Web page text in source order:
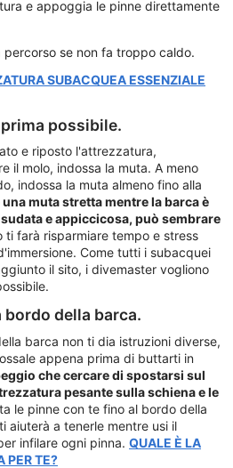
e appoggia le pinne direttamente
percorso se non fa troppo caldo.
SUBACQUEA ESSENZIALE
possibile.
e riposto l'attrezzatura,
il molo, indossa la muta. A meno
indossa la muta almeno fino alla
muta stretta mentre la barca è
e appiccicosa, può sembrare
ti farà risparmiare tempo e stress
Come tutti i subacquei
il sito, i divemaster vogliono
bordo della barca.
barca non ti dia istruzioni diverse,
appena prima di buttarti in
che cercare di spostarsi sul
pesante sulla schiena e le
le pinne con te fino al bordo della
aiuterà a tenerle mentre usi il
infilare ogni pinna. QUALE È LA
PER TE?